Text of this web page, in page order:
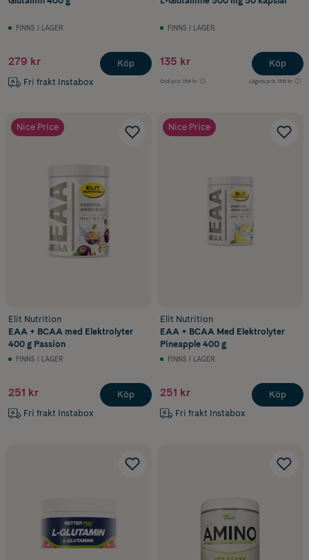
FINNS I LAGER
279 kr
Fri frakt Instabox
Köp
FINNS I LAGER
135 kr
Ord.pris 159 kr Lägsta pris 136 kr
Köp
Nice Price
Elit Nutrition
EAA + BCAA med Elektrolyter
400 g Passion
FINNS I LAGER
251 kr
Fri frakt Instabox
Köp
Nice Price
Elit Nutrition
EAA + BCAA Med Elektrolyter
Pineapple 400 g
FINNS I LAGER
251 kr
Fri frakt Instabox
Köp